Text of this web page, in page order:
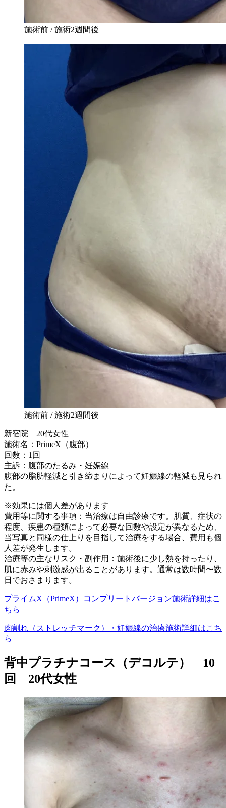
施術前 / 施術2週間後
施術前 / 施術2週間後
新宿院 20代女性
施術名：PrimeX（腹部）
回数：1回
主訴：腹部のたるみ・妊娠線
腹部の脂肪軽減と引き締まりによって妊娠線の軽減も見られ
た。
※効果には個人差があります
費用等に関する事項：当治療は自由診療です。肌質、症状の
程度、疾患の種類によって必要な回数や設定が異なるため、
当写真と同様の仕上りを目指して治療をする場合、費用も個
人差が発生します。
治療等の主なリスク・副作用：施術後に少し熱を持ったり、
肌に赤みや刺激感が出ることがあります。通常は数時間〜数
日でおさまります。
プライムX（PrimeX）コンプリートバージョン施術詳細はこ
ちら
肉割れ（ストレッチマーク）・妊娠線の治療施術詳細はこち
ら
背中プラチナコース（デコルテ） 10
回 20代女性